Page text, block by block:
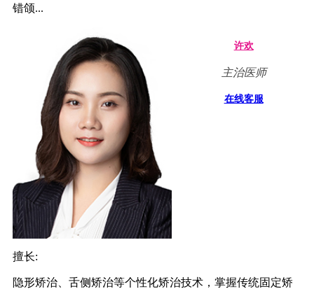
错颌...
许欢
主治医师
在线客服
擅长:
隐形矫治、舌侧矫治等个性化矫治技术，掌握传统固定矫